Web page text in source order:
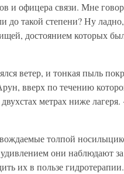
и офицера связи. Мне
до такой степени? Ну
достоянием которых
ветер, и тонкая пыль
вверх по течению
метрах ниже
толпой
они наблюдают
их в пользе